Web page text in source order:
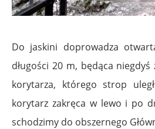
Do jaskini doprowadza
długości 20 m, będąca
korytarza, którego strop
korytarz zakręca w lewo i po
schodzimy do obszernego